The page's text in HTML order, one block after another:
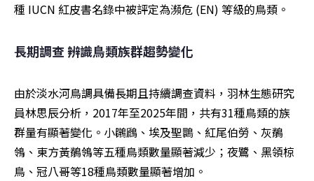
種 IUCN 紅皮書名錄中被評定為瀕危 (EN) 等級的鳥類。
長期調查 辨識鳥類族群趨勢變化
由於淡水河鳥調具備長期且持續調查資料，羽林生態研究
員林思辰分析，2017年至2025年間，共有31種鳥類的族
群量有顯著變化。小鸊鷉、埃及聖䴉、紅尾伯勞、灰鶺
鴒、東方黃鶺鴒等五種鳥類數量顯著減少；夜鷺、黑領椋
鳥、冠八哥等18種鳥類數量顯著增加。